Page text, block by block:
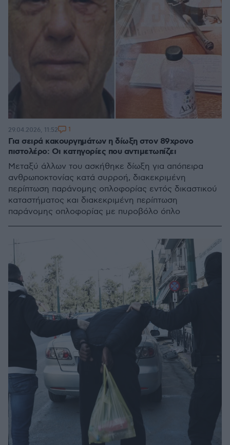
Για σειρά κακουργημάτων η δίωξη στον 89χρονο
πιστολέρο: Οι κατηγορίες που αντιμετωπίζει
Μεταξύ άλλων του ασκήθηκε δίωξη για απόπειρα
ανθρωποκτονίας κατά συρροή, διακεκριμένη
περίπτωση παράνομης οπλοφορίας εντός δικαστικού
καταστήματος και διακεκριμένη περίπτωση
παράνομης οπλοφορίας με πυροβόλο όπλο
29.04.2026, 11:52 1